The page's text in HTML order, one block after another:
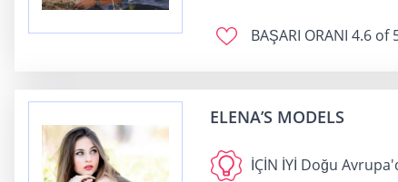
BAŞARI ORANI 4.6 of
ELENA’S MODELS
İÇİN İYİ Doğu